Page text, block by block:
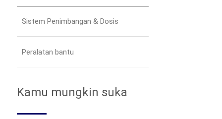
Sistem Penimbangan & Dosis
Peralatan bantu
Kamu mungkin suka